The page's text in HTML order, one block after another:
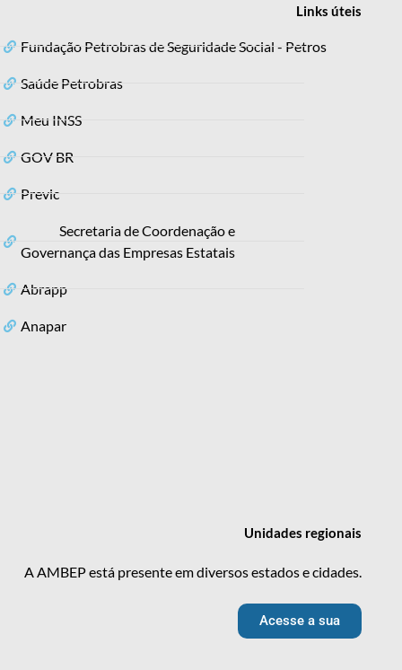
Linksúteis
Fundação Petrobras de Seguridade Social - Petros
Saúde Petrobras
Meu INSS
GOV BR
Previc
Secretaria de Coordenação e
Governança das Empresas Estatais
Abrapp
Anapar
Unidades regionais
A AMBEP está presente em diversos estados e cidades.
Acesse a sua